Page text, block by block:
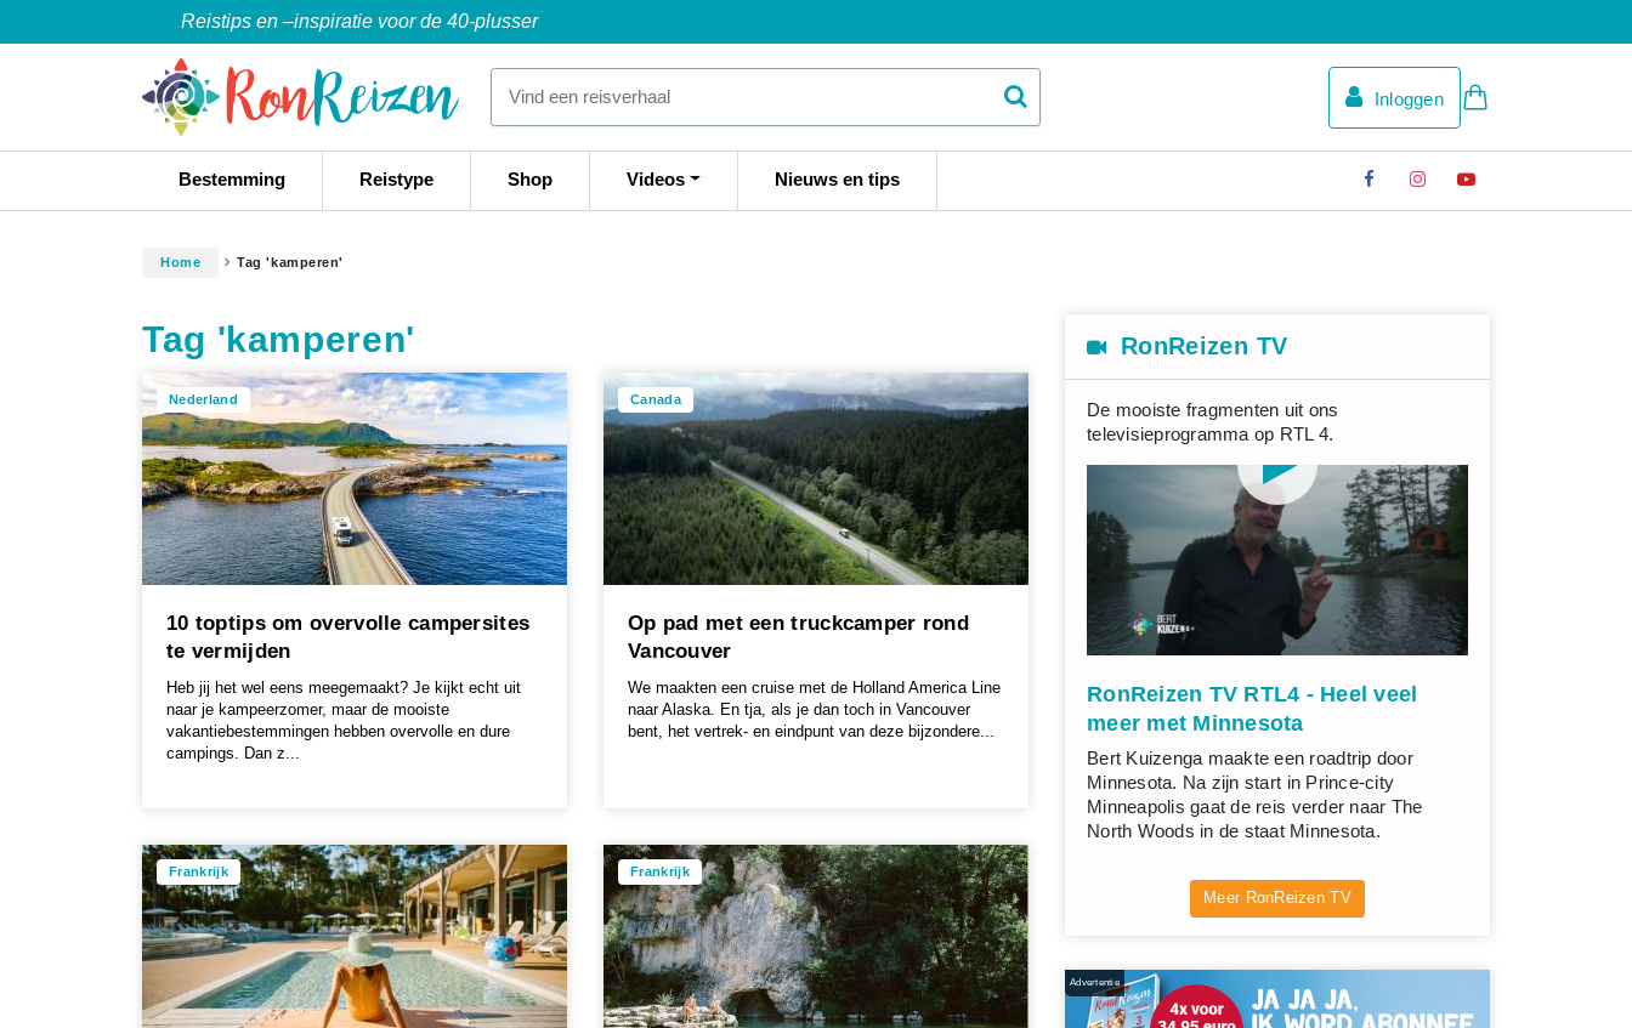
Reistips en –inspiratie voor de 40-plusser
Inloggen
Bestemming Reistype Shop Videos Nieuws en tips
Home Tag 'kamperen'
Tag 'kamperen'
Nederland
10 toptips om overvolle campersites
te vermijden
Heb jij het wel eens meegemaakt? Je kijkt echt uit
naar je kampeerzomer, maar de mooiste
vakantiebestemmingen hebben overvolle en dure
campings. Dan z...
Canada
Op pad met een truckcamper rond
Vancouver
We maakten een cruise met de Holland America Line
naar Alaska. En tja, als je dan toch in Vancouver
bent, het vertrek- en eindpunt van deze bijzondere...
Frankrijk Frankrijk
RonReizen TV
De mooiste fragmenten uit ons
televisieprogramma op RTL 4.
RonReizen TV RTL4 - Heel veel
meer met Minnesota
Bert Kuizenga maakte een roadtrip door
Minnesota. Na zijn start in Prince-city
Minneapolis gaat de reis verder naar The
North Woods in de staat Minnesota.
Meer RonReizen TV
Advertentie